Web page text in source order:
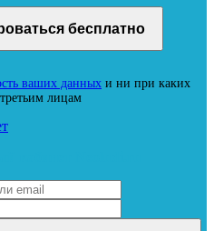
ваших данных и ни при каких
лицам